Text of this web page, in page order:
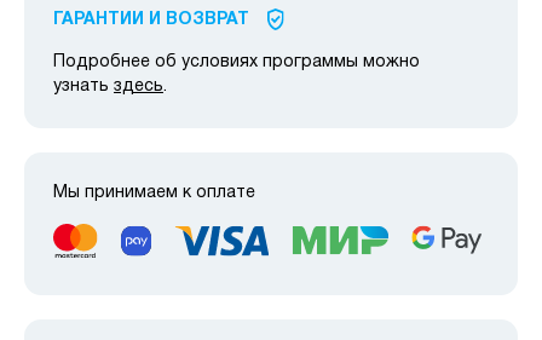
ГАРАНТИИ И ВОЗВРАТ
Подробнее об условиях программы можно
узнать здесь.
Мы принимаем к оплате